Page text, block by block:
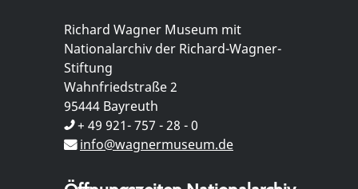
Richard Wagner Museum mit
Nationalarchiv der Richard-Wagner-
Stiftung
Wahnfriedstraße 2
95444 Bayreuth
+ 49 921- 757 - 28 - 0
info@wagnermuseum.de